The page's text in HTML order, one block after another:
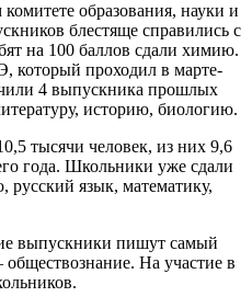
образования, науки и
блестяще справились с
на 100 баллов сдали химию.
который проходил в марте-
4 выпускника прошлых
историю, биологию.
тысячи человек, из них 9,6
года. Школьники уже сдали
русский язык, математику,
выпускники пишут самый
На участие в